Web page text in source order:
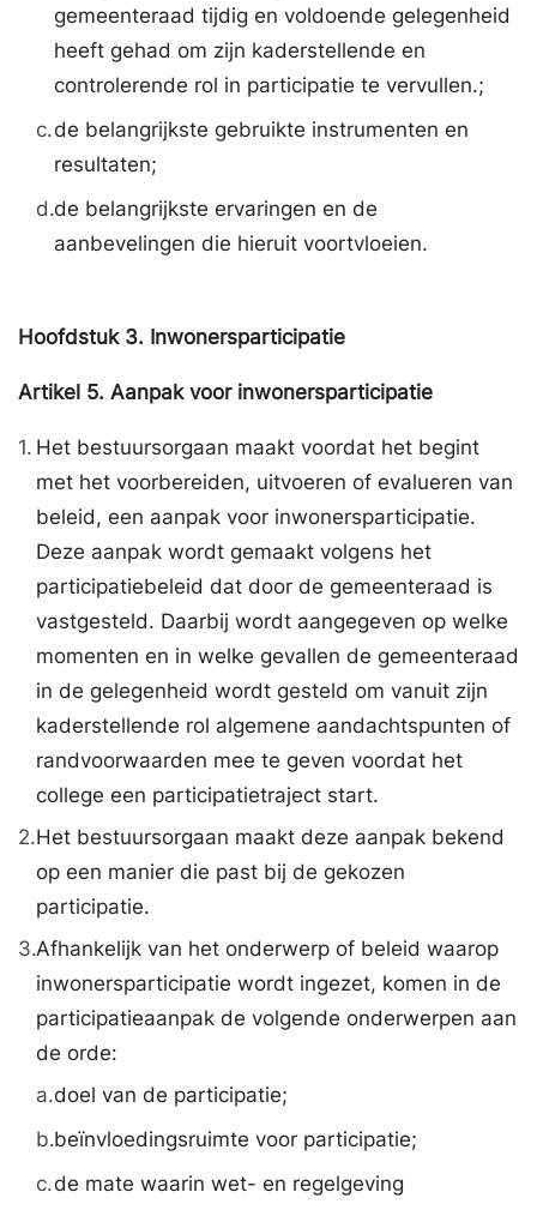
gemeenteraad tijdig en voldoende gelegenheid
heeft gehad om zijn kaderstellende en
controlerende rol in participatie te vervullen.;
c.de belangrijkste gebruikte instrumenten en
resultaten;
d.de belangrijkste ervaringen en de
aanbevelingen die hieruit voortvloeien.
Hoofdstuk 3. Inwonersparticipatie
Artikel 5. Aanpak voor inwonersparticipatie
1. Het bestuursorgaan maakt voordat het begint
met het voorbereiden, uitvoeren of evalueren van
beleid, een aanpak voor inwonersparticipatie.
Deze aanpak wordt gemaakt volgens het
participatiebeleid dat door de gemeenteraad is
vastgesteld. Daarbij wordt aangegeven op welke
momenten en in welke gevallen de gemeenteraad
in de gelegenheid wordt gesteld om vanuit zijn
kaderstellende rol algemene aandachtspunten of
randvoorwaarden mee te geven voordat het
college een participatietraject start.
2.Het bestuursorgaan maakt deze aanpak bekend
op een manier die past bij de gekozen
participatie.
3.Afhankelijk van het onderwerp of beleid waarop
inwonersparticipatie wordt ingezet, komen in de
participatieaanpak de volgende onderwerpen aan
de orde:
a.doel van de participatie;
b.beïnvloedingsruimte voor participatie;
c.de mate waarin wet- en regelgeving